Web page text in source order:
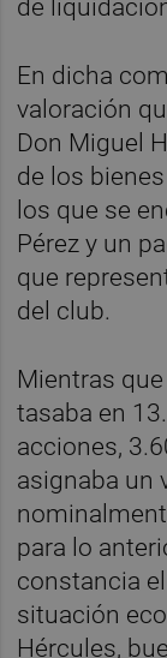
de
En dicha
valoración
Don Miguel
de los
los que se
Pérez y un
que
del club.
Mientras
tasaba en
acciones,
asignaba un
para lo
constancia
situación
Hércules,